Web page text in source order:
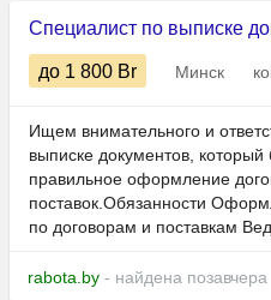
Специалист по выписке
до 1 800 Br Минск
Ищем внимательного и
выписке документов, который
правильное оформление
поставок.Обязанности
по договорам и поставкам
rabota.by - найдена позавчера